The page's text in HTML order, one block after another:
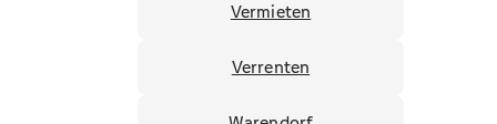
Vermieten
Verrenten